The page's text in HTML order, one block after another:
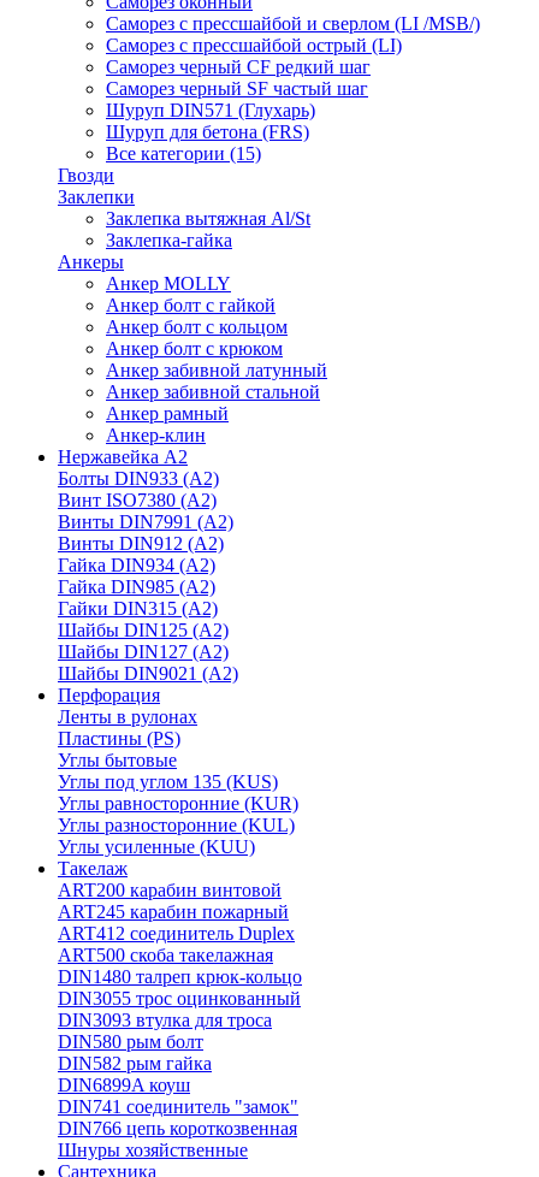
Саморез с прессшайбой и сверлом (LI /MSB/)
Саморез с прессшайбой острый (LI)
Саморез черный CF редкий шаг
Саморез черный SF частый шаг
Шуруп DIN571 (Глухарь)
Шуруп для бетона (FRS)
Все категории (15)
Гвозди
Заклепки
Заклепка вытяжная Al/St
Заклепка-гайка
Анкеры
Анкер MOLLY
Анкер болт с гайкой
Анкер болт с кольцом
Анкер болт с крюком
Анкер забивной латунный
Анкер забивной стальной
Анкер рамный
Анкер-клин
Нержавейка А2
Болты DIN933 (A2)
Винт ISO7380 (A2)
Винты DIN7991 (A2)
Винты DIN912 (A2)
Гайка DIN934 (A2)
Гайка DIN985 (A2)
Гайки DIN315 (A2)
Шайбы DIN125 (A2)
Шайбы DIN127 (A2)
Шайбы DIN9021 (A2)
Перфорация
Ленты в рулонах
Пластины (PS)
Углы бытовые
Углы под углом 135 (KUS)
Углы равносторонние (KUR)
Углы разносторонние (KUL)
Углы усиленные (KUU)
Такелаж
ART200 карабин винтовой
ART245 карабин пожарный
ART412 соединитель Duplex
ART500 скоба такелажная
DIN1480 талреп крюк-кольцо
DIN3055 трос оцинкованный
DIN3093 втулка для троса
DIN580 рым болт
DIN582 рым гайка
DIN6899A коуш
DIN741 соединитель "замок"
DIN766 цепь короткозвенная
Шнуры хозяйственные
Сантехника